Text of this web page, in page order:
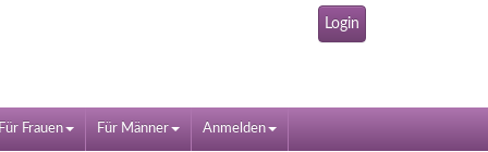
Login
Frauen Für Männer Anmelden